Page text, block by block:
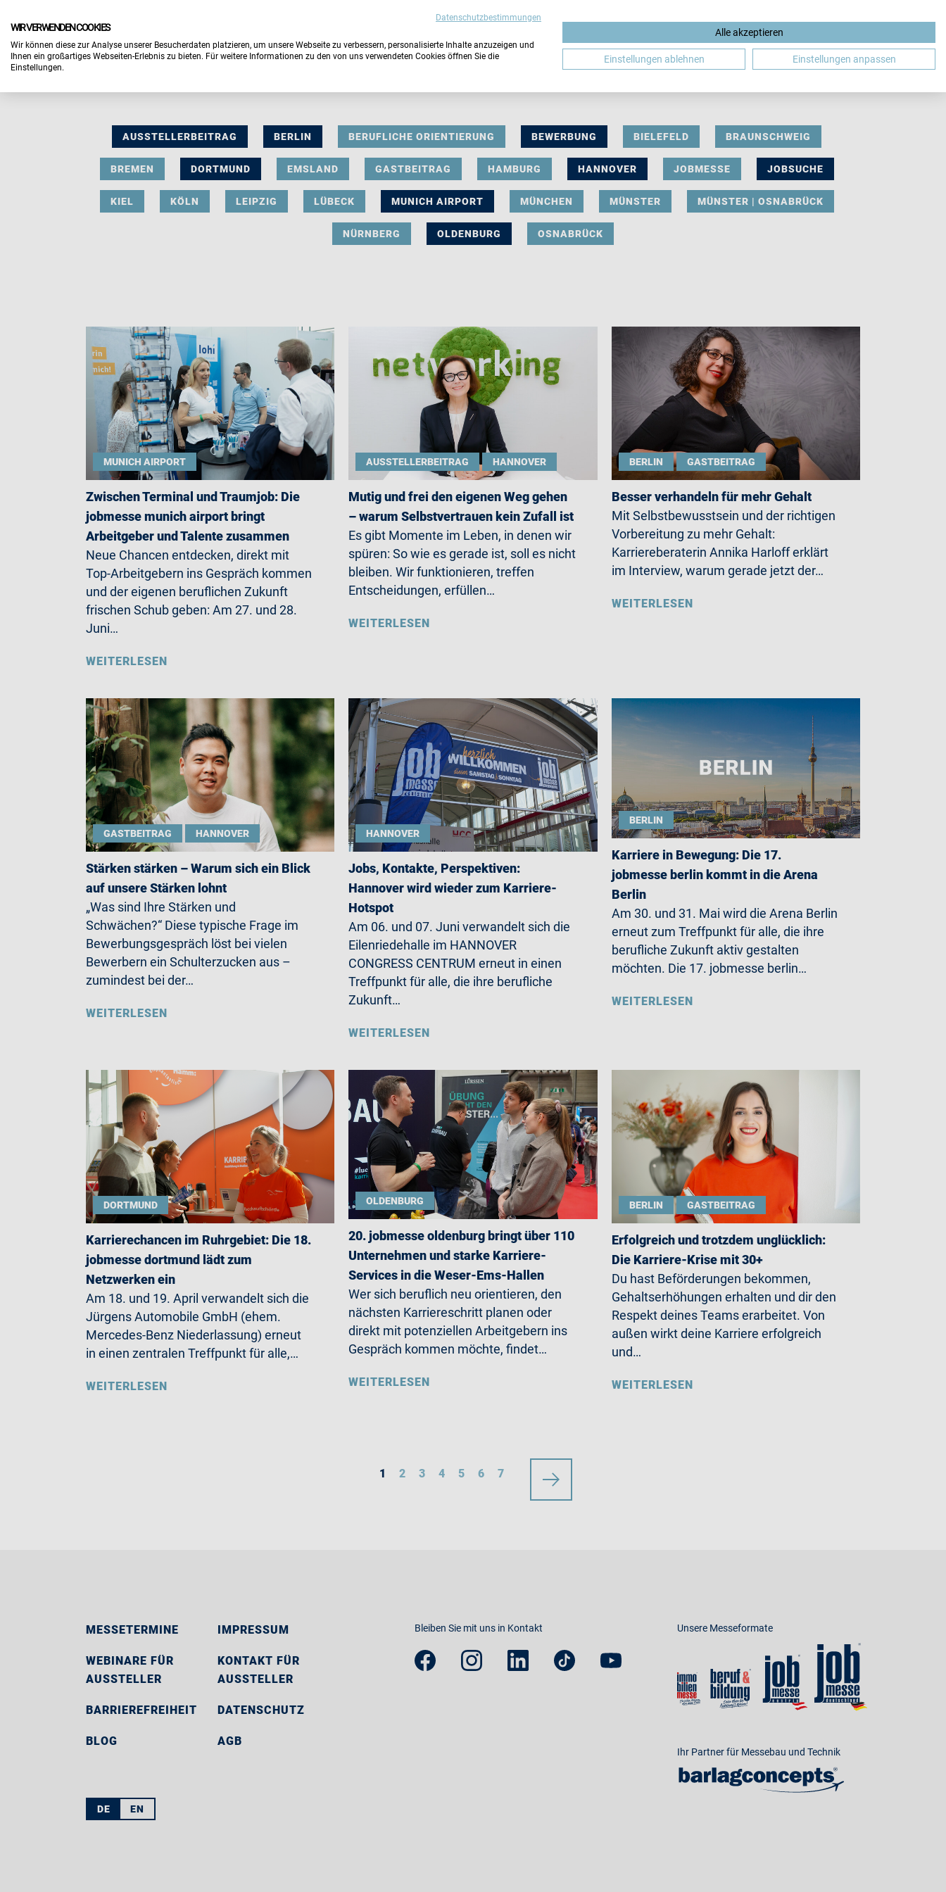
DE
AUSSTELLERBEITRAG BERLIN BERUFLICHE ORIENTIERUNG BEWERBUNG BIELEFELD BRAUNSCHWEIG
BREMEN DORTMUND EMSLAND GASTBEITRAG HAMBURG HANNOVER JOBMESSE JOBSUCHE
KIEL KÖLN LEIPZIG LÜBECK MUNICH AIRPORT MÜNCHEN MÜNSTER MÜNSTER | OSNABRÜCK
NÜRNBERG OLDENBURG OSNABRÜCK
MUNICH AIRPORT
Zwischen Terminal und Traumjob: Die
jobmesse munich airport bringt
Arbeitgeber und Talente zusammen
Neue Chancen entdecken, direkt mit
Top-Arbeitgebern ins Gespräch kommen
und der eigenen beruflichen Zukunft
frischen Schub geben: Am 27. und 28.
Juni…
WEITERLESEN
AUSSTELLERBEITRAG HANNOVER
Mutig und frei den eigenen Weg gehen
– warum Selbstvertrauen kein Zufall ist
Es gibt Momente im Leben, in denen wir
spüren: So wie es gerade ist, soll es nicht
bleiben. Wir funktionieren, treffen
Entscheidungen, erfüllen…
WEITERLESEN
BERLIN GASTBEITRAG
Besser verhandeln für mehr Gehalt
Mit Selbstbewusstsein und der richtigen
Vorbereitung zu mehr Gehalt:
Karriereberaterin Annika Harloff erklärt
im Interview, warum gerade jetzt der…
WEITERLESEN
GASTBEITRAG HANNOVER
Stärken stärken – Warum sich ein Blick
auf unsere Stärken lohnt
„Was sind Ihre Stärken und
Schwächen?“ Diese typische Frage im
Bewerbungsgespräch löst bei vielen
Bewerbern ein Schulterzucken aus –
zumindest bei der…
WEITERLESEN
HANNOVER
Jobs, Kontakte, Perspektiven:
Hannover wird wieder zum Karriere-
Hotspot
Am 06. und 07. Juni verwandelt sich die
Eilenriedehalle im HANNOVER
CONGRESS CENTRUM erneut in einen
Treffpunkt für alle, die ihre berufliche
Zukunft…
WEITERLESEN
BERLIN
Karriere in Bewegung: Die 17.
jobmesse berlin kommt in die Arena
Berlin
Am 30. und 31. Mai wird die Arena Berlin
erneut zum Treffpunkt für alle, die ihre
berufliche Zukunft aktiv gestalten
möchten. Die 17. jobmesse berlin…
WEITERLESEN
DORTMUND
Karrierechancen im Ruhrgebiet: Die 18.
jobmesse dortmund lädt zum
Netzwerken ein
Am 18. und 19. April verwandelt sich die
Jürgens Automobile GmbH (ehem.
Mercedes-Benz Niederlassung) erneut
in einen zentralen Treffpunkt für alle,…
WEITERLESEN
OLDENBURG
20. jobmesse oldenburg bringt über 110
Unternehmen und starke Karriere-
Services in die Weser-Ems-Hallen
Wer sich beruflich neu orientieren, den
nächsten Karriereschritt planen oder
direkt mit potenziellen Arbeitgebern ins
Gespräch kommen möchte, findet…
WEITERLESEN
BERLIN GASTBEITRAG
Erfolgreich und trotzdem unglücklich:
Die Karriere-Krise mit 30+
Du hast Beförderungen bekommen,
Gehaltserhöhungen erhalten und dir den
Respekt deines Teams erarbeitet. Von
außen wirkt deine Karriere erfolgreich
und…
WEITERLESEN
1 2 3 4 5 6 7
MESSETERMINE
WEBINARE FÜR
AUSSTELLER
BARRIEREFREIHEIT
BLOG
IMPRESSUM
KONTAKT FÜR
AUSSTELLER
DATENSCHUTZ
AGB
Bleiben Sie mit uns in Kontakt Unsere Messeformate
Ihr Partner für Messebau und Technik
DE EN
Datenschutzbestimmungen
WIR VERWENDEN COOKIES
Wir können diese zur Analyse unserer Besucherdaten platzieren, um unsere Webseite zu verbessern, personalisierte Inhalte anzuzeigen und
Ihnen ein großartiges Webseiten-Erlebnis zu bieten. Für weitere Informationen zu den von uns verwendeten Cookies öffnen Sie die
Einstellungen.
Alle akzeptieren
Einstellungen ablehnen Einstellungen anpassen